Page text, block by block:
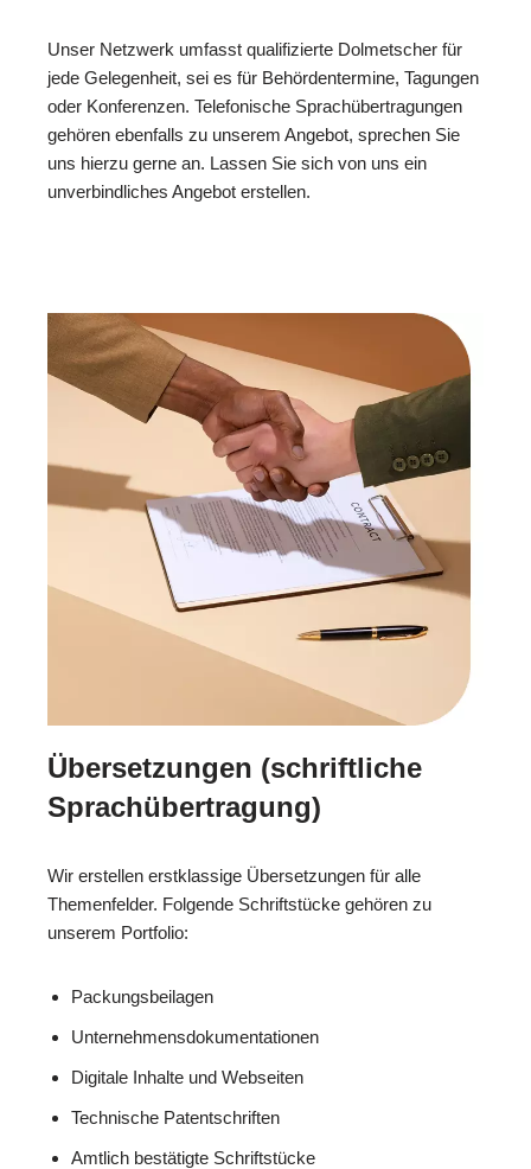
Unser Netzwerk umfasst qualifizierte Dolmetscher für
jede Gelegenheit, sei es für Behördentermine, Tagungen
oder Konferenzen. Telefonische Sprachübertragungen
gehören ebenfalls zu unserem Angebot, sprechen Sie
uns hierzu gerne an. Lassen Sie sich von uns ein
unverbindliches Angebot erstellen.
Übersetzungen (schriftliche
Sprachübertragung)
Wir erstellen erstklassige Übersetzungen für alle
Themenfelder. Folgende Schriftstücke gehören zu
unserem Portfolio:
Packungsbeilagen
Unternehmensdokumentationen
Digitale Inhalte und Webseiten
Technische Patentschriften
Amtlich bestätigte Schriftstücke